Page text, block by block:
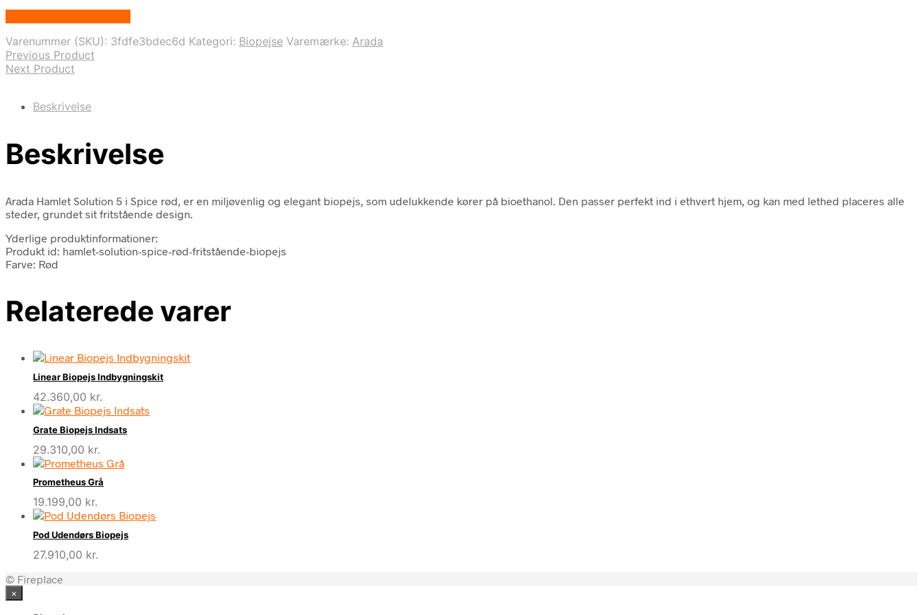
Varenummer (SKU): 3fdfe3bdec6d Kategori: Biopejse Varemærke: Arada
Previous Product
Next Product
Beskrivelse
Beskrivelse
Arada Hamlet Solution 5 i Spice rød, er en miljøvenlig og elegant biopejs, som udelukkende kører på bioethanol. Den passer perfekt ind i ethvert hjem, og kan med lethed placeres alle
steder, grundet sit fritstående design.
Yderlige produktinformationer:
Produkt id: hamlet-solution-spice-rød-fritstående-biopejs
Farve: Rød
Relaterede varer
Linear Biopejs Indbygningskit
42.360,00 kr.
Grate Biopejs Indsats
29.310,00 kr.
Prometheus Grå
19.199,00 kr.
Pod Udendørs Biopejs
27.910,00 kr.
© Fireplace
×